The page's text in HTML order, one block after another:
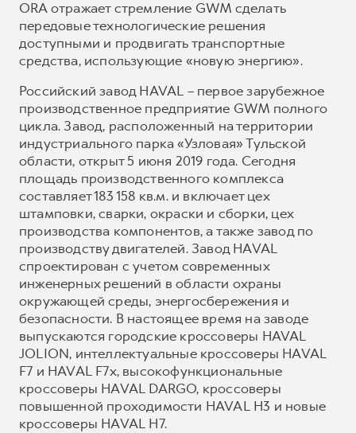
ORA отражает стремление GWM сделать
передовые технологические решения
доступными и продвигать транспортные
средства, использующие «новую энергию».
Российский завод HAVAL – первое зарубежное
производственное предприятие GWM полного
цикла. Завод, расположенный на территории
индустриального парка «Узловая» Тульской
области, открыт 5 июня 2019 года. Сегодня
площадь производственного комплекса
составляет 183 158 кв.м. и включает цех
штамповки, сварки, окраски и сборки, цех
производства компонентов, а также завод по
производству двигателей. Завод HAVAL
спроектирован с учетом современных
инженерных решений в области охраны
окружающей среды, энергосбережения и
безопасности. В настоящее время на заводе
выпускаются городские кроссоверы HAVAL
JOLION, интеллектуальные кроссоверы HAVAL
F7 и HAVAL F7x, высокофункциональные
кроссоверы HAVAL DARGO, кроссоверы
повышенной проходимости HAVAL H3 и новые
кроссоверы HAVAL H7.